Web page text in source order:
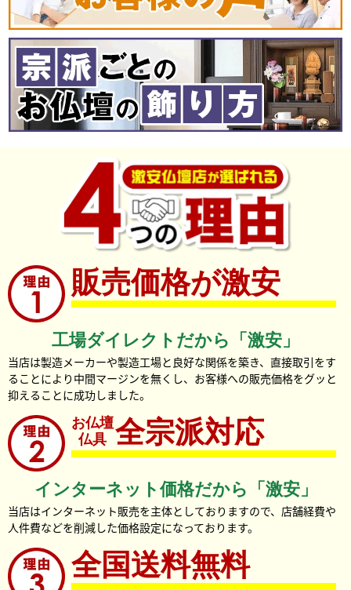
販売価格が激安
工場ダイレクトだから「激安」
当店は製造メーカーや製造工場と良好な関係を築き、直接取引をす
ることにより中間マージンを無くし、お客様への販売価格をグッと
抑えることに成功しました。
お仏壇
仏具 全宗派対応
インターネット価格だから「激安」
当店はインターネット販売を主体としておりますので、店舗経費や
人件費などを削減した価格設定になっております。
全国送料無料